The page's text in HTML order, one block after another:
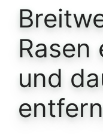
Rasen
und